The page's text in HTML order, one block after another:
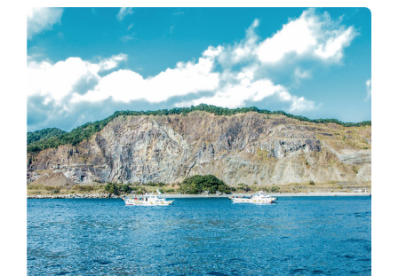
◯天候・海況により中止となる場合あり
◯少⾬決⾏しますので、⾬具（カッパなど）をご
準備ください。
◯飲み物などは、各⾃で準備してください。
◯船酔いしやすい⽅は酔い⽌めをご準備くださ
い。
◯⾏程中に熱中症を含む病⼈、けが⼈等が発⽣し
たとき、または天候が悪化したときは、クルー
ジングを中⽌し、帰港する場合があります。
◯⾜場の悪い場所がありますので、運動靴等の動